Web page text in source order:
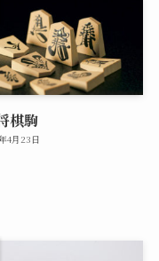
棋駒
4月23日